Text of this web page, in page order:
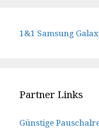
1&1 Samsung
Partner Links
Günstige